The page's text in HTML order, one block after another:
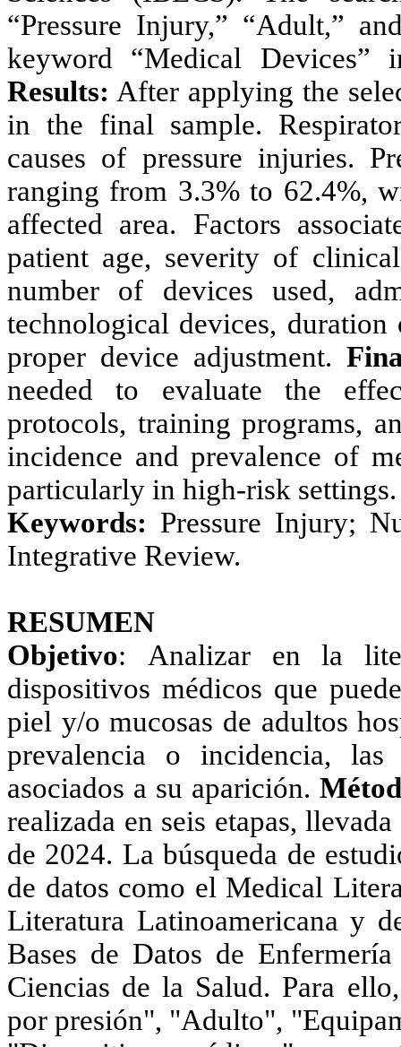
“Pressure Injury,” “Adult,”
keyword “Medical Devices”
Results: After applying the
in the final sample.
causes of pressure injuries.
ranging from 3.3% to 62.4%,
affected area. Factors
patient age, severity of
number of devices used,
technological devices, duration
proper device adjustment.
needed to evaluate the
protocols, training programs,
incidence and prevalence of
particularly in high-risk settings.
Keywords: Pressure Injury;
Integrative Review.
RESUMEN
Objetivo: Analizar en la
dispositivos médicos que
piel y/o mucosas de adultos
prevalencia o incidencia,
asociados a su aparición.
realizada en seis etapas,
de 2024. La búsqueda de
de datos como el Medical
Literatura Latinoamericana y
Bases de Datos de
Ciencias de la Salud. Para
por presión", "Adulto",